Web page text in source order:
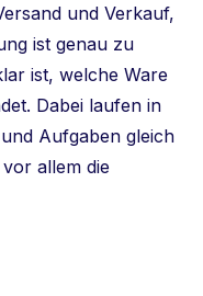
und Verkauf,
ist genau zu
ist, welche Ware
Dabei laufen in
Aufgaben gleich
allem die